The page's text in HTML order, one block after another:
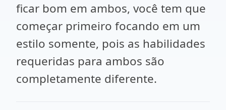
ficar bom em ambos, você tem que
começar primeiro focando em um
estilo somente, pois as habilidades
requeridas para ambos são
completamente diferente.